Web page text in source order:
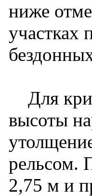
ниже
участках
Для
высоты
рельсом.
2,75 м и